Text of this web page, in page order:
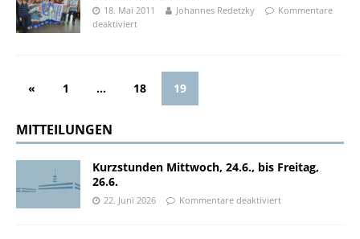
18. Mai 2011 Johannes Redetzky
Kommentare
deaktiviert
« 1 … 18 19
MITTEILUNGEN
Kurzstunden Mittwoch, 24.6., bis Freitag,
26.6.
22. Juni 2026 Kommentare deaktiviert